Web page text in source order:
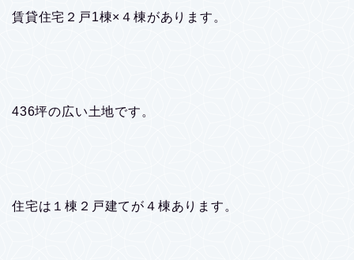
賃貸住宅２戸1棟×４棟があります。
436坪の広い土地です。
住宅は１棟２戸建てが４棟あります。